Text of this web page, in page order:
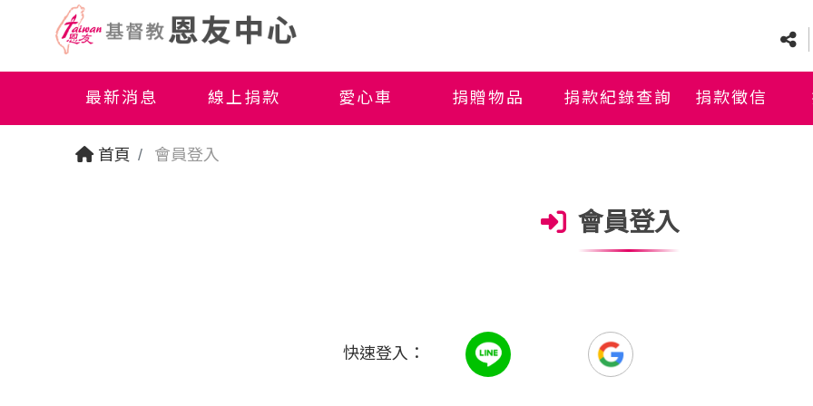
最新消息 線上捐款 愛心車 捐贈物品 捐款紀錄查詢 捐款徵信
首頁 會員登入
會員登入
快速登入：